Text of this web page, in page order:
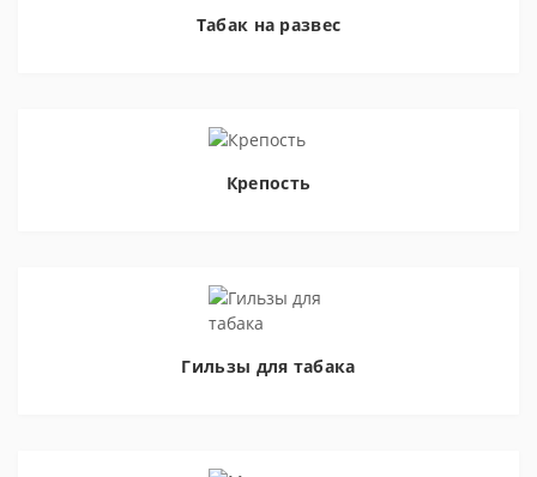
Табак на развес
Крепость
Гильзы для табака